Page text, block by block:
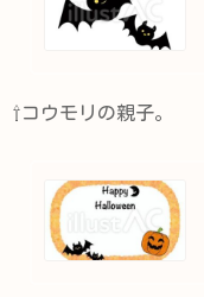
⇧コウモリの親子。